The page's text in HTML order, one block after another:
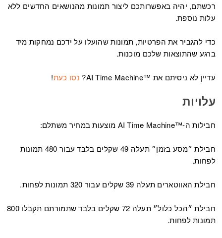
רכשתם, יהיה באפשרותכם ליצור תמונות מהנושאים החדשים ללא
עלות נוספת.
כדי להגביר את הפרטיות, תמונות שהועלו על ידכם נמחקות מיד
ברגע שהתוצאות שלכם מוכנות.
עדיין לא ניסיתם את ™AI Time Machine? נסו כעת!
עלויות
חבילות ה-™AI Time Machine מוצעות במחיר משתלם:
חבילת ״מסע בזמן״ תעלה 49 שקלים בלבד עבור 480 תמונות
לפחות.
חבילת האווטארים תעלה 39 שקלים עבור 320 תמונות לפחות.
חבילת ״הכל כלול״ תעלה 72 שקלים בלבד שתמורתם תקבלו 800
תמונות לפחות.